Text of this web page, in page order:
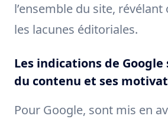
l’ensemble du site,
les lacunes éditoriales.
Les indications de
du contenu et ses
Pour Google, sont mis en